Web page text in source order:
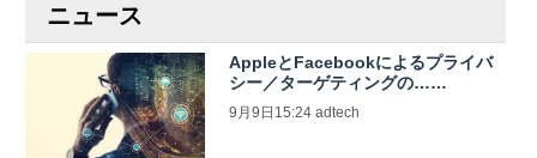
ニュース
AppleとFacebookによるプライバ
シー／ターゲティングの……
9月9日15:24 adtech